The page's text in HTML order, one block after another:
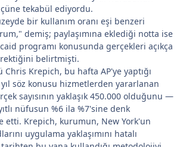
tekabül ediyordu.
bir kullanım oranı eşi benzeri
demiş; paylaşımına eklediği notta ise
programı konusunda gerçekleri açıkça
belirtmişti.
Chris Krepich, bu hafta AP'ye yaptığı
söz konusu hizmetlerden yararlanan
sayısının yaklaşık 450.000 olduğunu —
nüfusun %6 ila %7'sine denk
Krepich, kurumun, New York'un
uygulama yaklaşımını hatalı